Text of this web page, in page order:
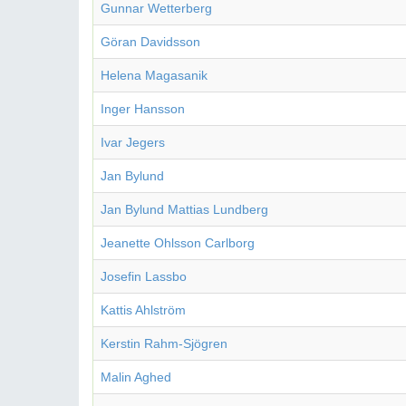
Gunnar Wetterberg
Göran Davidsson
Helena Magasanik
Inger Hansson
Ivar Jegers
Jan Bylund
Jan Bylund Mattias Lundberg
Jeanette Ohlsson Carlborg
Josefin Lassbo
Kattis Ahlström
Kerstin Rahm-Sjögren
Malin Aghed